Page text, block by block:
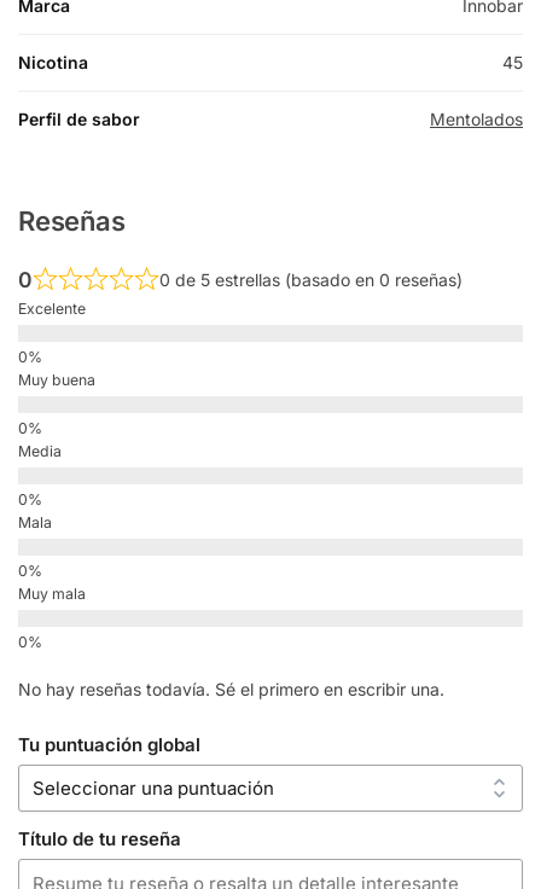
Marca Innobar
Nicotina 45
Perfil de sabor Mentolados
Reseñas
0 0 de 5 estrellas (basado en 0 reseñas)
Excelente
Muy buena
Media
Mala
Muy mala
No hay reseñas todavía. Sé el primero en escribir una.
Tu puntuación global
Título de tu reseña